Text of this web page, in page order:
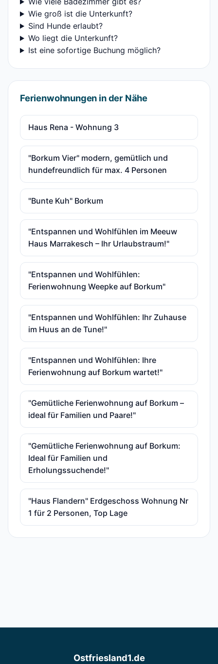
Wie groß ist die Unterkunft?
Sind Hunde erlaubt?
Wo liegt die Unterkunft?
Ist eine sofortige Buchung möglich?
Ferienwohnungen in der Nähe
Haus Rena - Wohnung 3
"Borkum Vier" modern, gemütlich und
hundefreundlich für max. 4 Personen
"Bunte Kuh" Borkum
"Entspannen und Wohlfühlen im Meeuw
Haus Marrakesch – Ihr Urlaubstraum!"
"Entspannen und Wohlfühlen:
Ferienwohnung Weepke auf Borkum"
"Entspannen und Wohlfühlen: Ihr Zuhause
im Huus an de Tune!"
"Entspannen und Wohlfühlen: Ihre
Ferienwohnung auf Borkum wartet!"
"Gemütliche Ferienwohnung auf Borkum –
ideal für Familien und Paare!"
"Gemütliche Ferienwohnung auf Borkum:
Ideal für Familien und
Erholungssuchende!"
"Haus Flandern" Erdgeschoss Wohnung Nr
1 für 2 Personen, Top Lage
Ostfriesland1.de